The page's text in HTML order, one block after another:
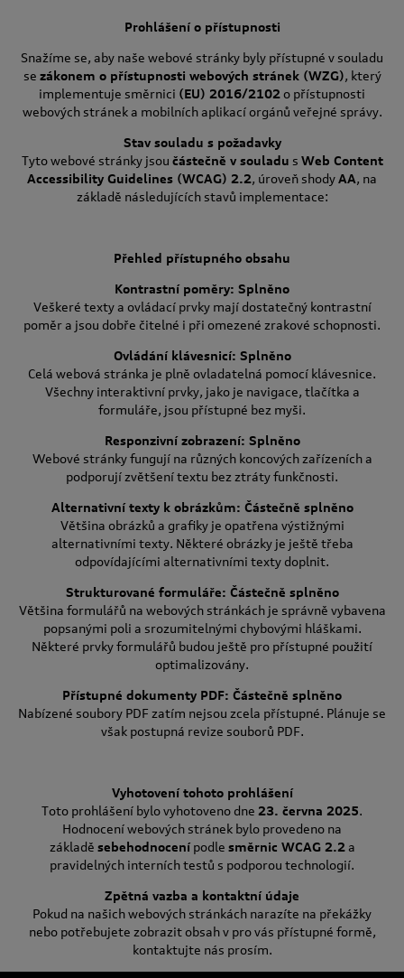
Prohlášení o přístupnosti
Snažíme se, aby naše webové stránky byly přístupné v souladu
se zákonem o přístupnosti webových stránek (WZG), který
implementuje směrnici (EU) 2016/2102o přístupnosti
webových stránek a mobilních aplikací orgánů veřejné správy.
Stav souladu s požadavky
Tyto webové stránky jsou částečně v souladu s Web Content
Accessibility Guidelines (WCAG) 2.2, úroveň shodyAA, na
základě následujících stavů implementace:
Přehled přístupného obsahu
Kontrastní poměry: Splněno
Veškeré texty a ovládací prvky mají dostatečný kontrastní
poměr a jsou dobře čitelné i při omezené zrakové schopnosti.
Ovládání klávesnicí: Splněno
Celá webová stránka je plně ovladatelná pomocí klávesnice.
Všechny interaktivní prvky, jako je navigace, tlačítka a
formuláře, jsou přístupné bez myši.
Responzivní zobrazení: Splněno
Webové stránky fungují na různých koncových zařízeních a
podporují zvětšení textu bez ztráty funkčnosti.
Alternativní texty k obrázkům: Částečně splněno
Většina obrázků a grafiky je opatřena výstižnými
alternativními texty. Některé obrázky je ještě třeba
odpovídajícími alternativními texty doplnit.
Strukturované formuláře: Částečně splněno
Většina formulářů na webových stránkách je správně vybavena
popsanými poli a srozumitelnými chybovými hláškami.
Některé prvky formulářů budou ještě pro přístupné použití
optimalizovány.
Přístupné dokumenty PDF: Částečně splněno
Nabízené soubory PDF zatím nejsou zcela přístupné. Plánuje se
však postupná revize souborů PDF.
Vyhotovení tohoto prohlášení
Toto prohlášení bylo vyhotoveno dne 23. června 2025.
Hodnocení webových stránek bylo provedeno na
základě sebehodnocenípodle směrnic WCAG 2.2a
pravidelných interních testů s podporou technologií.
Zpětná vazba a kontaktní údaje
Pokud na našich webových stránkách narazíte na překážky
nebo potřebujete zobrazit obsah v pro vás přístupné formě,
kontaktujte nás prosím.